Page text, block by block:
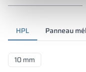
HPL Panneau
10 mm